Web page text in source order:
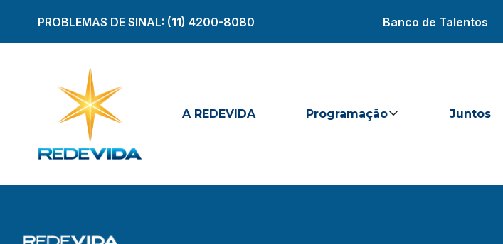
PROBLEMAS DE SINAL: (11) 4200-8080 Banco de Talentos
A REDEVIDA Programação Juntos